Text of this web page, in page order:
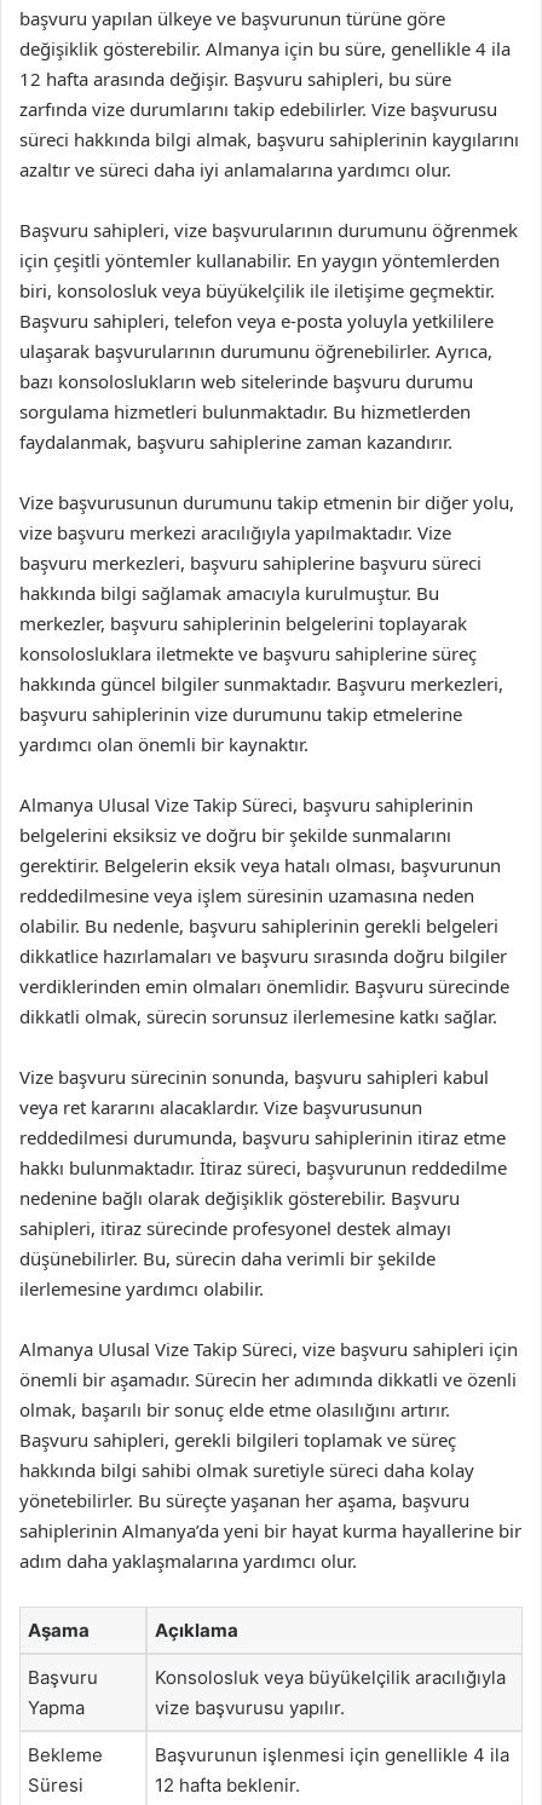
başvuru yapılan ülkeye ve başvurunun türüne göre
değişiklik gösterebilir. Almanya için bu süre, genellikle 4 ila
12 hafta arasında değişir. Başvuru sahipleri, bu süre
zarfında vize durumlarını takip edebilirler. Vize başvurusu
süreci hakkında bilgi almak, başvuru sahiplerinin kaygılarını
azaltır ve süreci daha iyi anlamalarına yardımcı olur.
Başvuru sahipleri, vize başvurularının durumunu öğrenmek
için çeşitli yöntemler kullanabilir. En yaygın yöntemlerden
biri, konsolosluk veya büyükelçilik ile iletişime geçmektir.
Başvuru sahipleri, telefon veya e-posta yoluyla yetkililere
ulaşarak başvurularının durumunu öğrenebilirler. Ayrıca,
bazı konsoloslukların web sitelerinde başvuru durumu
sorgulama hizmetleri bulunmaktadır. Bu hizmetlerden
faydalanmak, başvuru sahiplerine zaman kazandırır.
Vize başvurusunun durumunu takip etmenin bir diğer yolu,
vize başvuru merkezi aracılığıyla yapılmaktadır. Vize
başvuru merkezleri, başvuru sahiplerine başvuru süreci
hakkında bilgi sağlamak amacıyla kurulmuştur. Bu
merkezler, başvuru sahiplerinin belgelerini toplayarak
konsolosluklara iletmekte ve başvuru sahiplerine süreç
hakkında güncel bilgiler sunmaktadır. Başvuru merkezleri,
başvuru sahiplerinin vize durumunu takip etmelerine
yardımcı olan önemli bir kaynaktır.
Almanya Ulusal Vize Takip Süreci, başvuru sahiplerinin
belgelerini eksiksiz ve doğru bir şekilde sunmalarını
gerektirir. Belgelerin eksik veya hatalı olması, başvurunun
reddedilmesine veya işlem süresinin uzamasına neden
olabilir. Bu nedenle, başvuru sahiplerinin gerekli belgeleri
dikkatlice hazırlamaları ve başvuru sırasında doğru bilgiler
verdiklerinden emin olmaları önemlidir. Başvuru sürecinde
dikkatli olmak, sürecin sorunsuz ilerlemesine katkı sağlar.
Vize başvuru sürecinin sonunda, başvuru sahipleri kabul
veya ret kararını alacaklardır. Vize başvurusunun
reddedilmesi durumunda, başvuru sahiplerinin itiraz etme
hakkı bulunmaktadır. İtiraz süreci, başvurunun reddedilme
nedenine bağlı olarak değişiklik gösterebilir. Başvuru
sahipleri, itiraz sürecinde profesyonel destek almayı
düşünebilirler. Bu, sürecin daha verimli bir şekilde
ilerlemesine yardımcı olabilir.
Almanya Ulusal Vize Takip Süreci, vize başvuru sahipleri için
önemli bir aşamadır. Sürecin her adımında dikkatli ve özenli
olmak, başarılı bir sonuç elde etme olasılığını artırır.
Başvuru sahipleri, gerekli bilgileri toplamak ve süreç
hakkında bilgi sahibi olmak suretiyle süreci daha kolay
yönetebilirler. Bu süreçte yaşanan her aşama, başvuru
sahiplerinin Almanya’da yeni bir hayat kurma hayallerine bir
adım daha yaklaşmalarına yardımcı olur.
Aşama Açıklama
Başvuru
Yapma
Konsolosluk veya büyükelçilik aracılığıyla
vize başvurusu yapılır.
Bekleme
Süresi
Başvurunun işlenmesi için genellikle 4 ila
12 hafta beklenir.